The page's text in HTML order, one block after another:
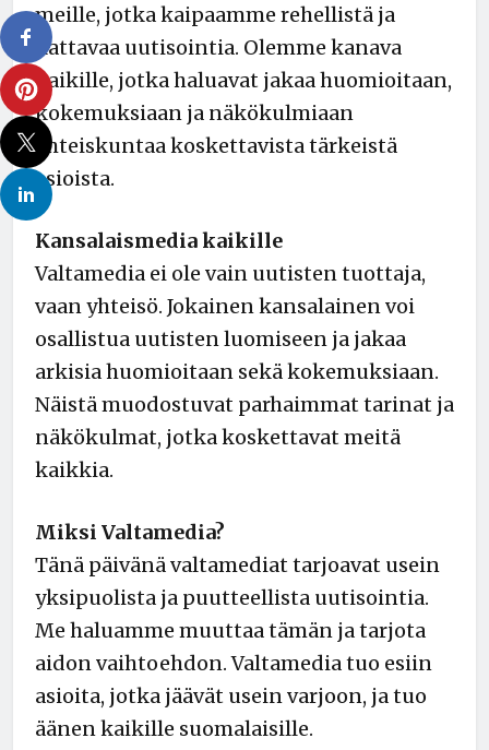
meille, jotka kaipaamme rehellistä ja
kattavaa uutisointia. Olemme kanava
kaikille, jotka haluavat jakaa huomioitaan,
kokemuksiaan ja näkökulmiaan
yhteiskuntaa koskettavista tärkeistä
asioista.
Kansalaismedia kaikille
Valtamedia ei ole vain uutisten tuottaja,
vaan yhteisö. Jokainen kansalainen voi
osallistua uutisten luomiseen ja jakaa
arkisia huomioitaan sekä kokemuksiaan.
Näistä muodostuvat parhaimmat tarinat ja
näkökulmat, jotka koskettavat meitä
kaikkia.
Miksi Valtamedia?
Tänä päivänä valtamediat tarjoavat usein
yksipuolista ja puutteellista uutisointia.
Me haluamme muuttaa tämän ja tarjota
aidon vaihtoehdon. Valtamedia tuo esiin
asioita, jotka jäävät usein varjoon, ja tuo
äänen kaikille suomalaisille.